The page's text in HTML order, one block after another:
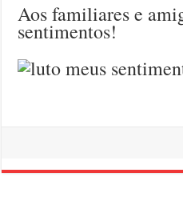
Aos familiares e
sentimentos!